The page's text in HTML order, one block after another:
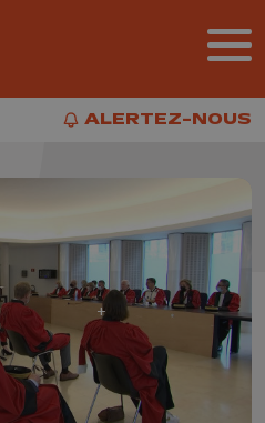
ALERTEZ-NOUS
ALERTEZ-NOUS